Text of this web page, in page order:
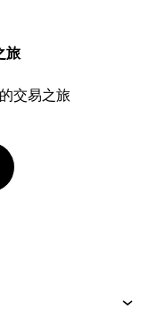
旅
交易之旅